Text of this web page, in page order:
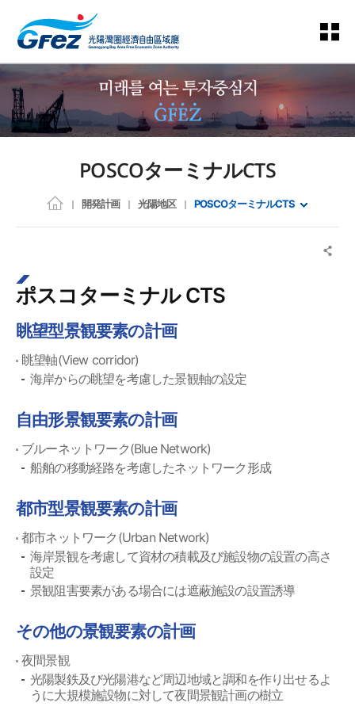
POSCOターミナルCTS
開発計画 光陽地区 POSCOターミナルCTS
ポスコターミナル CTS
眺望型景観要素の計画
眺望軸(View corridor)
海岸からの眺望を考慮した景観軸の設定
自由形景観要素の計画
ブルーネットワーク(Blue Network)
船舶の移動経路を考慮したネットワーク形成
都市型景観要素の計画
都市ネットワーク(Urban Network)
海岸景観を考慮して資材の積載及び施設物の設置の高さ
設定
景観阻害要素がある場合には遮蔽施設の設置誘導
その他の景観要素の計画
夜間景観
光陽製鉄及び光陽港など周辺地域と調和を作り出せるよ
うに大規模施設物に対して夜間景観計画の樹立